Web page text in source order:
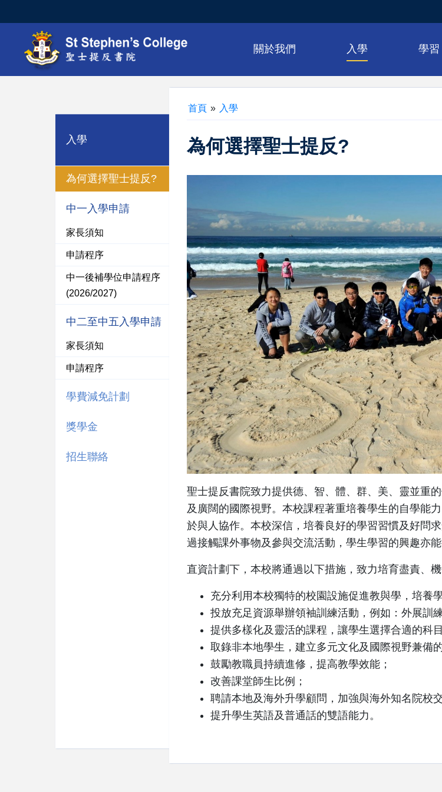
關於我們 入學 學習
入學
為何選擇聖士提反?
中一入學申請
家長須知
申請程序
中一後補學位申請程序
(2026/2027)
中二至中五入學申請
家長須知
申請程序
學費減免計劃
獎學金
招生聯絡
首頁 » 入學
為何選擇聖士提反?
聖士提反書院致力提供德、智、體、群、美、靈並重
及廣闊的國際視野。本校課程著重培養學生的自學能
於與人協作。本校深信，培養良好的學習習慣及好問
過接觸課外事物及參與交流活動，學生學習的興趣亦能
直資計劃下，本校將通過以下措施，致力培育盡責、機
充分利用本校獨特的校園設施促進教與學，培養
投放充足資源舉辦領袖訓練活動，例如：外展訓
提供多樣化及靈活的課程，讓學生選擇合適的科
取錄非本地學生，建立多元文化及國際視野兼備
鼓勵教職員持續進修，提高教學效能；
改善課堂師生比例；
聘請本地及海外升學顧問，加強與海外知名院校
提升學生英語及普通話的雙語能力。